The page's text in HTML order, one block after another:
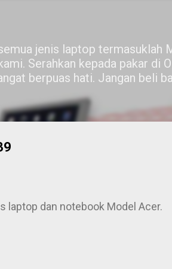
jenis laptop termasuklah
Serahkan kepada pakar di
berpuas hati. Jangan beli
laptop dan notebook Model Acer.